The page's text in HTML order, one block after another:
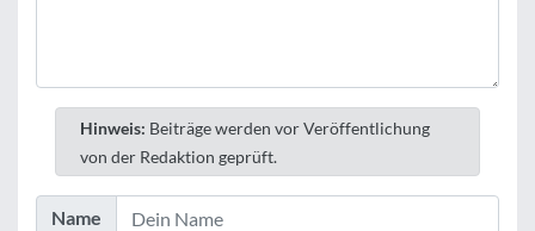
Hinweis: Beiträge werden vor Veröffentlichung
von der Redaktion geprüft.
Name